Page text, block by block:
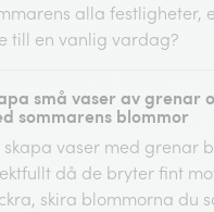
alla festligheter,
till en vanlig vardag?
små vaser av grenar
sommarens blommor
skapa vaser med grenar
då de bryter fint
skira blommorna du